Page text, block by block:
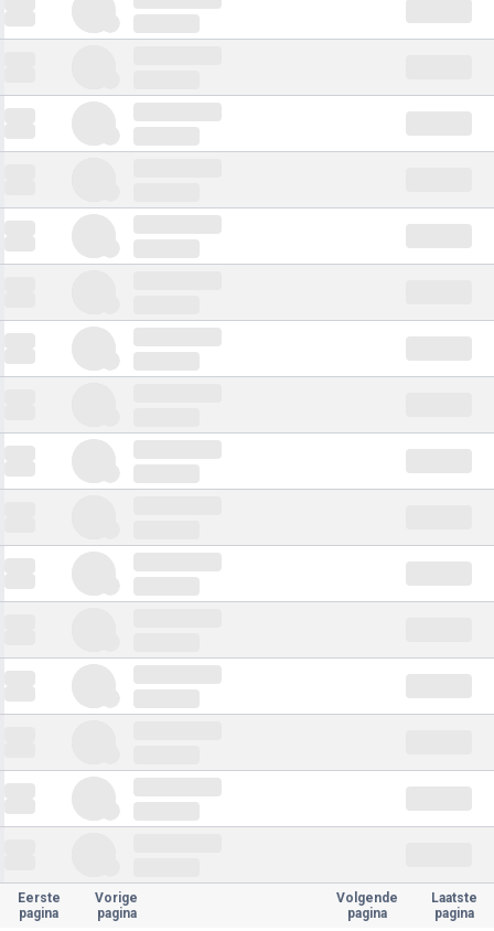
Eerste
pagina
Vorige
pagina
Volgende
pagina
Laatste
pagina